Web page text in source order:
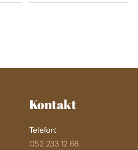
Kontakt
Telefon:
052 233 12 68